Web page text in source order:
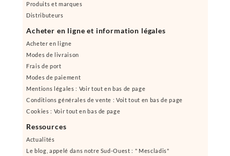
Produits et marques
Distributeurs
Acheter en ligne et information légales
Acheter en ligne
Modes de livraison
Frais de port
Modes de paiement
Mentions légales : Voir tout en bas de page
Conditions générales de vente : Voit tout en bas de page
Cookies : Voir tout en bas de page
Ressources
Actualités
Le blog, appelé dans notre Sud-Ouest : " Mescladis"